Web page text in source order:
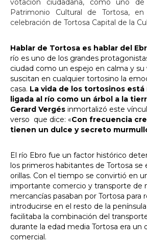
Patrimonio Cultural de Tortosa,
celebración de Tortosa Capital de la
Hablar de Tortosa es hablar del
río es uno de los grandes
ciudad como un espejo en calma y su
suscitan en cualquier tortosino la
casa. La vida de los tortosinos
ligada al río como un árbol a la
Gerard Vergés inmortalizó este
verso que dice: «Con frecuencia
tienen un dulce y secreto
El río Ebro fue un factor histórico
los primeros habitantes de Tortosa se
orillas. Con el tiempo se convirtió en
importante comercio y transporte de
mercancías pasaban por Tortosa para
introducirse en el resto de la península
facilitaba la combinación del
durante la edad media Tortosa era un
comercial.